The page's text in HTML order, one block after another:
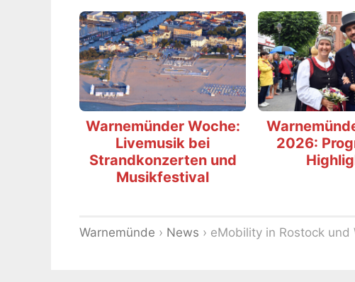
Warnemünder Woche:
Livemusik bei
Strandkonzerten und
Musikfestival
2026:
Warnemünde › News › eMobility in Rostock